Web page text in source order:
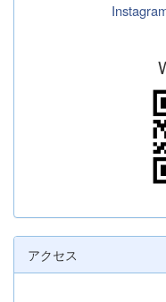
アクセス